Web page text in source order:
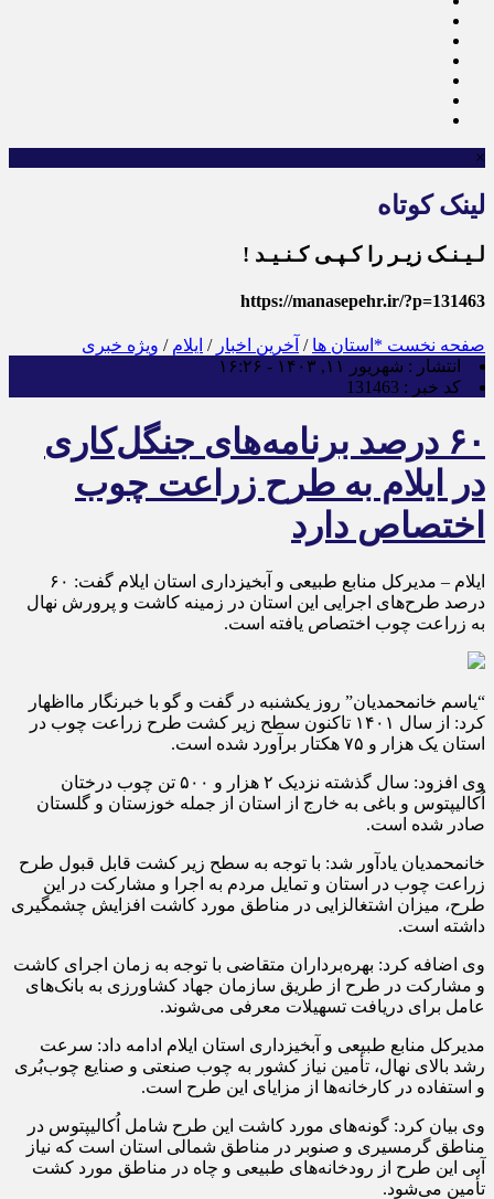
×
لینک کوتاه
لـیـنـک زیـر را کـپـی کـنـیـد !
https://manasepehr.ir/?p=131463
صفحه نخست *استان ها / آخرین اخبار / ایلام / ویژه خبری
انتشار : شهریور ۱۱, ۱۴۰۳ - ۱۶:۲۶
کد خبر : 131463
۶۰ درصد برنامه‌های جنگل‌کاری
در ایلام به طرح زراعت چوب
اختصاص دارد
ایلام – مدیرکل منابع طبیعی و آبخیزداری استان ایلام گفت: ۶۰
درصد طرح‌های اجرایی این استان در زمینه کاشت و پرورش نهال
به زراعت چوب اختصاص یافته است.
“یاسم خانمحمدیان” روز یکشنبه در گفت و گو با خبرنگار مااظهار
کرد: از سال ۱۴۰۱ تاکنون سطح زیر کشت طرح زراعت چوب در
استان یک هزار و ۷۵ هکتار برآورد شده است.
وی افزود: سال گذشته نزدیک ۲ هزار و ۵۰۰ تن چوب درختان
اُکالیپتوس و باغی به خارج از استان از جمله خوزستان و گلستان
صادر شده است.
خانمحمدیان یادآور شد: با توجه به سطح زیر کشت قابل قبول طرح
زراعت چوب در استان و تمایل مردم به اجرا و مشارکت در این
طرح، میزان اشتغالزایی در مناطق مورد کاشت افزایش چشمگیری
داشته است.
وی اضافه کرد: بهره‌برداران متقاضی با توجه به زمان اجرای کاشت
و مشارکت در طرح از طریق سازمان جهاد کشاورزی به بانک‌های
عامل برای دریافت تسهیلات معرفی می‌شوند.
مدیرکل منابع طبیعی و آبخیزداری استان ایلام ادامه داد: سرعت
رشد بالای نهال، تأمین نیاز کشور به چوب صنعتی و صنایع چوب‌بُری
و استفاده در کارخانه‌ها از مزایای این طرح است.
وی بیان کرد: گونه‌های مورد کاشت این طرح شامل اُکالیپتوس در
مناطق گرمسیری و صنوبر در مناطق شمالی استان است که نیاز
آبی این طرح از رودخانه‌های طبیعی و چاه در مناطق مورد کشت
تأمین می‌شود.